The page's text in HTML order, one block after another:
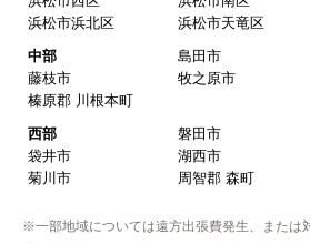
【注文商品】浄水器・整
期】2025年07月頃（モバイル
【このショップを選んだ理由は
近隣で安く、評判が良かったため
【注文からどのくらいで届きま
取付工事の数日前に調整して届け
浜松市浜北区
浜松市天竜区
中部
島田市
藤枝市
牧之原市
榛原郡 川根本町
西部
磐田市
袋井市
湖西市
菊川市
周智郡 森町
※一部地域については遠方出張費発生、または